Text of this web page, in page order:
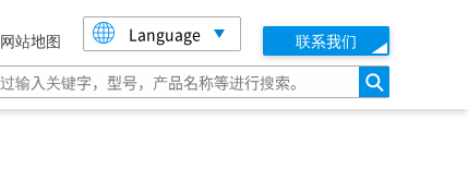
网站地图 Language 联系我们
搜索